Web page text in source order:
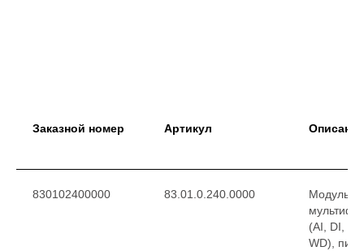
Заказной номер Артикул Описание
830102400000 83.01.0.240.0000
(AI, DI,
WD),